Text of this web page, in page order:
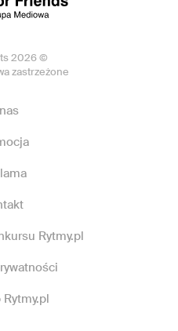
2026 ©
zastrzeżone
Rytmy.pl